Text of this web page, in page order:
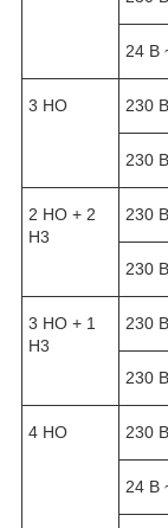
24 B
3 HO 230
230
2 HO + 2
H3
230
230
3 HO + 1
H3
230
230
4 HO 230
24 B